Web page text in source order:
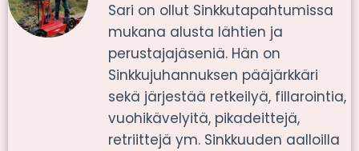
Sari on ollut Sinkkutapahtumissa
mukana alusta lähtien ja
perustajajäseniä. Hän on
Sinkkujuhannuksen pääjärkkäri
sekä järjestää retkeilyä, fillarointia,
vuohikävelyitä, pikadeittejä,
retriittejä ym. Sinkkuuden aalloilla